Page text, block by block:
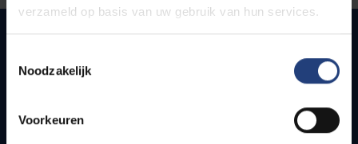
verzameld op basis van uw gebruik van hun services.
Noodzakelijk
Voorkeuren
Snel naar